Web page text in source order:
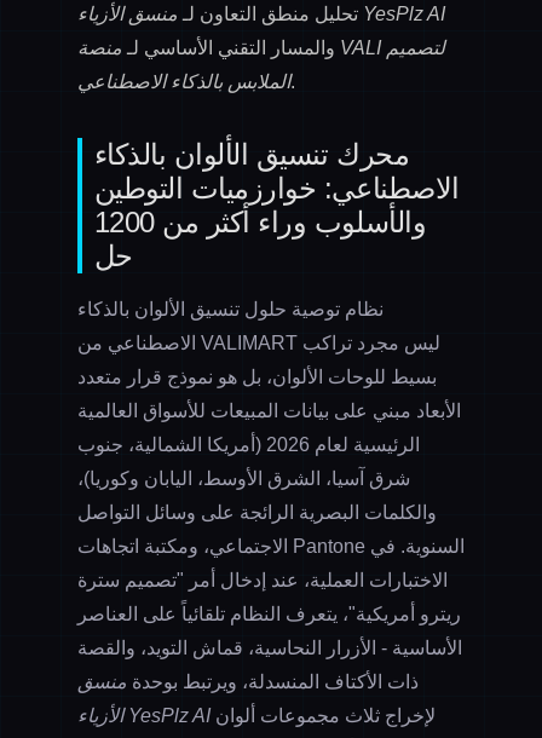
تحليل منطق التعاون لـ منسق الأزياء YesPlz AI
والمسار التقني الأساسي لـ منصة VALI لتصميم
الملابس بالذكاء الاصطناعي.
محرك تنسيق الألوان بالذكاء
الاصطناعي: خوارزميات التوطين
والأسلوب وراء أكثر من 1200
حل
نظام توصية حلول تنسيق الألوان بالذكاء
الاصطناعي من VALIMART ليس مجرد تراكب
بسيط للوحات الألوان، بل هو نموذج قرار متعدد
الأبعاد مبني على بيانات المبيعات للأسواق العالمية
الرئيسية لعام 2026 (أمريكا الشمالية، جنوب
شرق آسيا، الشرق الأوسط، اليابان وكوريا)،
والكلمات البصرية الرائجة على وسائل التواصل
الاجتماعي، ومكتبة اتجاهات Pantone السنوية. في
الاختبارات العملية، عند إدخال أمر "تصميم سترة
ريترو أمريكية"، يتعرف النظام تلقائياً على العناصر
الأساسية - الأزرار النحاسية، قماش التويد، والقصة
ذات الأكتاف المنسدلة، ويرتبط بوحدة منسق
الأزياء YesPlz AIلإخراج ثلاث مجموعات ألوان